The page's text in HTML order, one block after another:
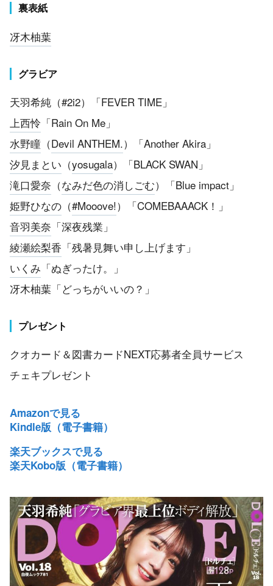
裏表紙
冴木柚葉
グラビア
天羽希純（#2i2）「FEVER TIME」
上西怜 「Rain On Me」
水野瞳 （Devil ANTHEM.）「Another Akira」
汐見まとい （yosugala）「BLACK SWAN」
滝口愛奈 （なみだ色の消しごむ）「Blue impact」
姫野ひなの （#Mooove!）「COMEBAAACK！」
音羽美奈 「深夜残業」
綾瀬絵梨香 「残暑見舞い申し上げます」
いくみ 「ぬぎったけ。」
冴木柚葉「どっちがいいの？」
プレゼント
クオカード＆図書カードNEXT応募者全員サービス
チェキプレゼント
Amazonで見る
Kindle版（電子書籍）
楽天ブックスで見る
楽天Kobo版（電子書籍）